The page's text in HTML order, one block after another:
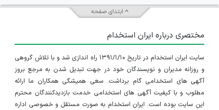
ابتدای صفحه
مختصری درباره ایران استخدام
سایت ایران استخدام در تاریخ ۱۳۹۱/۱/۱۰ راه اندازی شد و با تلاش گروهی
و روزانه مدیران و نویسندگان خود در جهت تبدیل شدن به مرجع بروز
آگهی های استخدامی گام برداشت. سعی همیشگی همکاران ما ارائه
مطلوب و با کیفیت آگهی های استخدامی خدمت بازدیدکنندگان محترم
این سایت بوده است. ایران استخدام به صورت مستقل و خصوصی اداره